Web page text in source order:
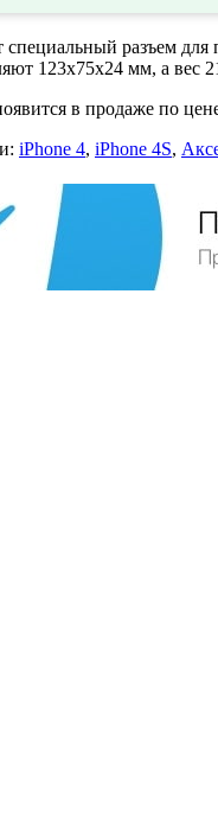
разъем
123х75х24 мм, а вес
в продаже по
iPhone 4, iPhone 4S,